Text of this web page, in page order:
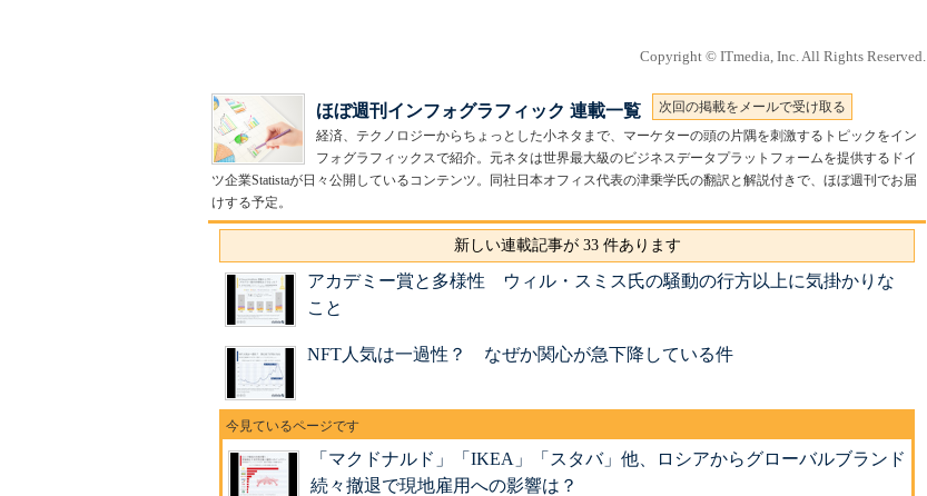
Copyright © ITmedia, Inc. All Rights Reserved.
ほぼ週刊インフォグラフィック 連載一覧
次回の掲載をメールで受け取る
経済、テクノロジーからちょっとした小ネタまで、マーケターの頭の片隅を刺激するトピックをイン
フォグラフィックスで紹介。元ネタは世界最大級のビジネスデータプラットフォームを提供するドイ
ツ企業Statistaが日々公開しているコンテンツ。同社日本オフィス代表の津乗学氏の翻訳と解説付きで、ほぼ週刊でお届
けする予定。
新しい連載記事が 33 件あります
アカデミー賞と多様性 ウィル・スミス氏の騒動の行方以上に気掛かりな
こと
NFT人気は一過性？ なぜか関心が急下降している件
「マクドナルド」「IKEA」「スタバ」他、ロシアからグローバルブランド
続々撤退で現地雇用への影響は？